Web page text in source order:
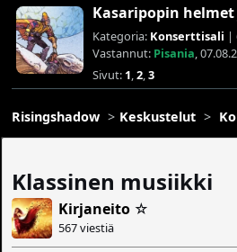
Kasaripopin
Kategoria: Konserttisali |
Vastannut: Pisania,
Sivut: 1,2,3
Risingshadow Keskustelut
Klassinen musiikki
Kirjaneito ☆
567 viestiä